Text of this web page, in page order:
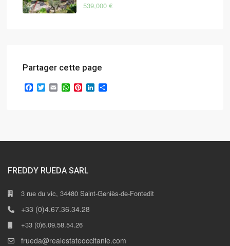
539,000 €
Partager cette page
Facebook
TwitterEmailWhatsApp
PinterestLinkedIn
FREDDY RUEDA SARL
3 rue du vic, 34480 Saint-Geniès-de-Fontedit
+33 (0)4.67.36.34.28
+33 (0)6.09.58.54.26
frueda@realestateoccitanie.com